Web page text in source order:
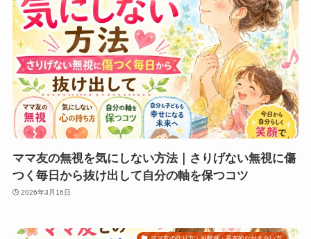
ママ友の無視を気にしない方法｜さりげない無視に傷
つく毎日から抜け出して自分の軸を保つコツ
2026年3月16日